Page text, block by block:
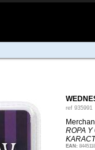
ref 935991
ROPA Y
EAN: